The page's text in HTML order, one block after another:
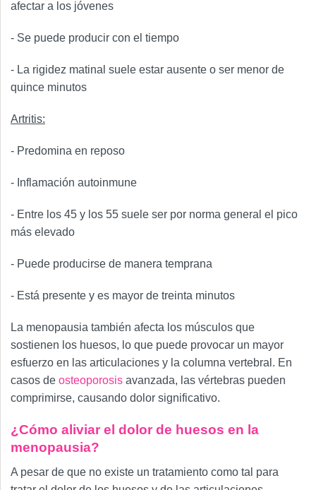
afectar a los jóvenes
- Se puede producir con el tiempo
- La rigidez matinal suele estar ausente o ser menor de
quince minutos
Artritis:
- Predomina en reposo
- Inflamación autoinmune
- Entre los 45 y los 55 suele ser por norma general el pico
más elevado
- Puede producirse de manera temprana
- Está presente y es mayor de treinta minutos
La menopausia también afecta los músculos que
sostienen los huesos, lo que puede provocar un mayor
esfuerzo en las articulaciones y la columna vertebral. En
casos de osteoporosis avanzada, las vértebras pueden
comprimirse, causando dolor significativo.
¿Cómo aliviar el dolor de huesos en la
menopausia?
A pesar de que no existe un tratamiento como tal para